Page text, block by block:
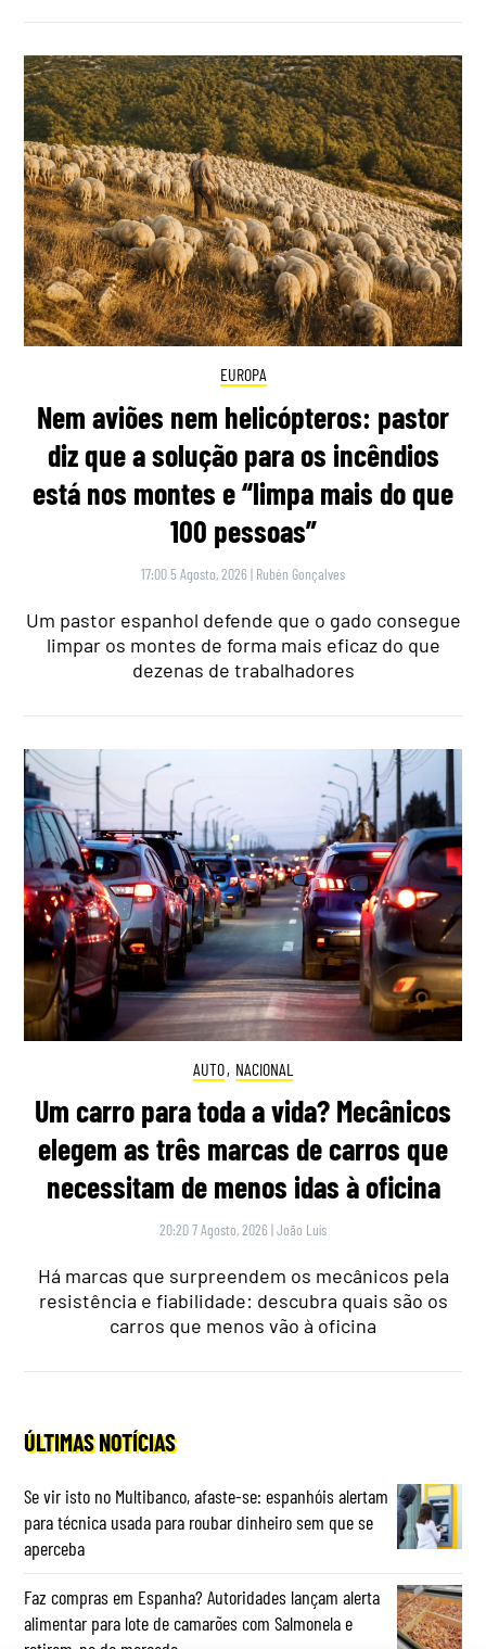
EUROPA
Nem aviões nem helicópteros: pastor
diz que a solução para os incêndios
está nos montes e “limpa mais do que
100 pessoas”
17:00 5 Agosto, 2026 | Rubén Gonçalves
Um pastor espanhol defende que o gado consegue
limpar os montes de forma mais eficaz do que
dezenas de trabalhadores
AUTO, NACIONAL
Um carro para toda a vida? Mecânicos
elegem as três marcas de carros que
necessitam de menos idas à oficina
20:20 7 Agosto, 2026 |João Luís
Há marcas que surpreendem os mecânicos pela
resistência e fiabilidade: descubra quais são os
carros que menos vão à oficina
ÚLTIMAS NOTÍCIAS
Se vir isto no Multibanco, afaste-se: espanhóis alertam
para técnica usada para roubar dinheiro sem que se
aperceba
Faz compras em Espanha? Autoridades lançam alerta
alimentar para lote de camarões com Salmonela e